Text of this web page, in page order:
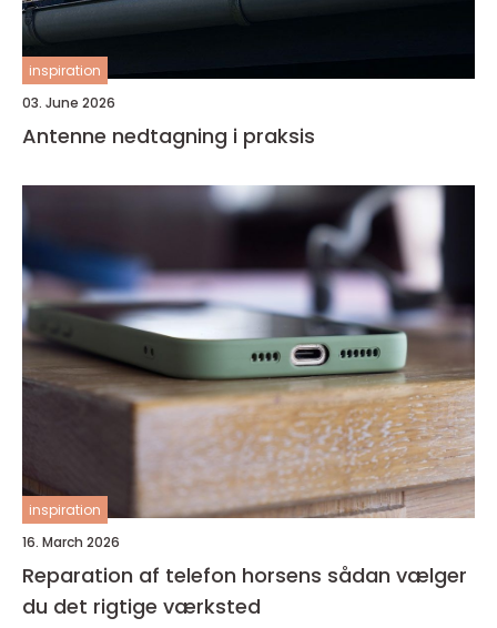
inspiration
03. June 2026
Antenne nedtagning i praksis
inspiration
16. March 2026
Reparation af telefon horsens sådan vælger
du det rigtige værksted